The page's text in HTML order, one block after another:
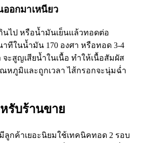
อกมาเหนียว
นไป หรือน้ำมันเย็นแล้วทอดต่อ
ทีในน้ำมัน 170 องศา หรือทอด 3-4
ะสูญเสียน้ำในเนื้อ ทำให้เนื้อสัมผัส
หภูมิและถูกเวลา ไส้กรอกจะนุ่มฉ่ำ
รับร้านขาย
กค้าเยอะนิยมใช้เทคนิคทอด 2 รอบ